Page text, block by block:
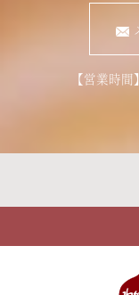
【営業時